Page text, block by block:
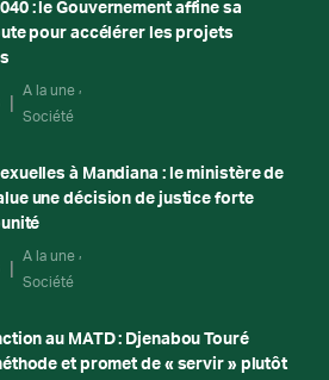
: le Gouvernement affine sa
pour accélérer les projets
A la une
Société
à Mandiana : le ministère de
une décision de justice forte
A la une
Société
au MATD : Djenabou Touré
et promet de « servir » plutôt